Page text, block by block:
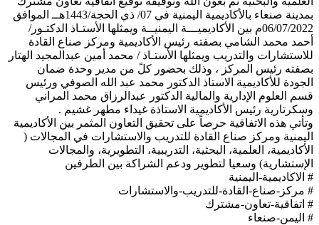
بمدينة صنعاء بالأكاديمية اليمنية في 07/ ذي الحجة/1443هــ الموافق
06/07/2022م بين الأكاديميـــة اليمنيــة ويمثلها الأستـاذ الدكتـور/
أحمد محمد الشامي بصفته رئيس الأكاديمية ومركز صناع القادة
للاستشارات والتدريب ويمثلها الأستـاذ / محمد أمين عبدالمجيد الهتار
بصفته رئيس المركز ، وذلك بحضور كلً من مدير وحدة ضمان
الجودة للأكاديمية الاستاذ الدكتور محمد عبد الله الصوفي ورئيس
قسم العلوم الإدارية والمالية الدكتور عبدالرزاق محمد المراني
وسكرتارية رئيس الأكاديمية الاستاذة غيداء مطهر غشيم .
وتأتي هذه الاتفاقية حرصاً على تحقيق التعاون المثمر بين الأكاديمية
اليمنية ومركز صناع القادة للتدريب والاستشارات في المجالات (
الأكاديمية، العلمية، البحثية، التدريبية، التطويرية، والمجالات
الإستشارية) وسعيا لتطوير ودعم الشراكة بين الطرفين
# الاكاديمية-اليمنية
# مركز-صناع-القادة-للتدريب-والاستشارات
# اتفاقية-تعاون-مشترك
# اليمن-صنعاء